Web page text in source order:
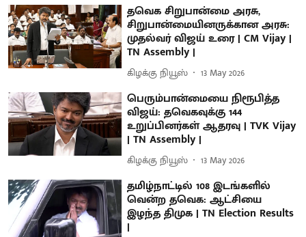
தவெக சிறுபான்மை அரசு,
சிறுபான்மையினருக்கான அரசு:
முதல்வர் விஜய் உரை | CM Vijay |
TN Assembly |
கிழக்கு நியூஸ் 13 May 2026
பெரும்பான்மையை நிரூபித்த
விஜய்: தவெகவுக்கு 144
உறுப்பினர்கள் ஆதரவு | TVK Vijay
| TN Assembly |
கிழக்கு நியூஸ் 13 May 2026
தமிழ்நாட்டில் 108 இடங்களில்
வென்ற தவெக: ஆட்சியை
இழந்த திமுக | TN Election Results
|